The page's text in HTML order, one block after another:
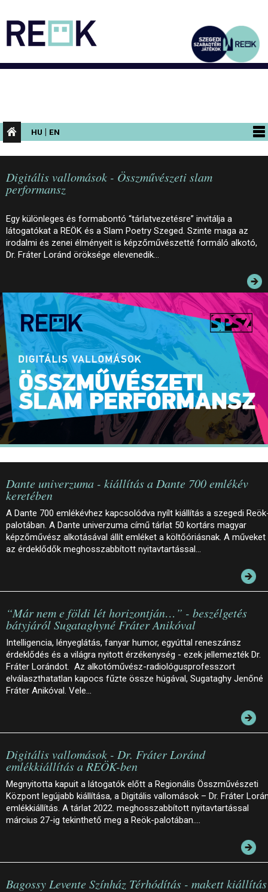
HU | EN
PROGRAMOK
KIÁLLÍTÁSOK
INFORMÁCIÓK
KONFERENCIA
ELÉRHETŐSÉG
PALOTASÉTÁK ÉS VEZETÉSEK
KÖZÉRDEKŰ ADATOK
Digitális vallomások - Összművészeti slam
performansz
Egy különleges és formabontó “tárlatvezetésre” invitálja a
látogatókat a REÖK és a Slam Poetry Szeged. Szinte maga az
irodalmi és zenei élményeit is képzőművészetté formáló alkotó,
Dr. Fráter Loránd öröksége elevenedik…
Dante univerzuma - kiállítás a Dante 700 emlékév
keretében
A Dante 700 emlékévhez kapcsolódva nyílt kiállítás a szegedi
palotában. A Dante univerzuma című tárlat 50 kortárs magyar
képzőművész alkotásával állít emléket a költőóriásnak. A műveket
az érdeklődők meghosszabbított nyitavtartással…
“Már nem e földi lét horizontján…” - beszélgetés
bátyjáról Sugataghyné Fráter Anikóval
Intelligencia, lényeglátás, fanyar humor, egyúttal reneszánsz
érdeklődés és a világra nyitott érzékenység - ezek jellemezték Dr.
Fráter Lorándot. Az alkotóművész-radiológusprofesszort
elválaszthatatlan kapocs fűzte össze húgával, Sugataghy Jenőné
Fráter Anikóval. Vele…
Digitális vallomások - Dr. Fráter Loránd
emlékkiállítás a REÖK-ben
Megnyitotta kapuit a látogatók előtt a Regionális Összművészeti
Központ legújabb kiállítása, a Digitális vallomások – Dr. Fráter
emlékkiállítás. A tárlat 2022. meghosszabbított nyitavtartással
március 27-ig tekinthető meg a Reök-palotában.…
Bagossy Levente Színház Térhódítás - makett kiállítás